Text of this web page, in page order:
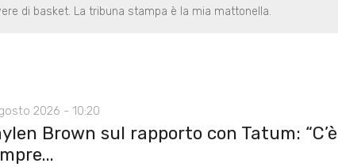
di basket. La tribuna stampa è la mia mattonella.
2026 - 10:20
Brown sul rapporto con Tatum: “C’è